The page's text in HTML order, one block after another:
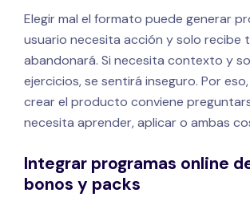
Elegir mal el formato puede generar
usuario necesita acción y solo recibe
abandonará. Si necesita contexto y
ejercicios, se sentirá inseguro. Por
crear el producto conviene
necesita aprender, aplicar o ambas
Integrar programas online
bonos y packs